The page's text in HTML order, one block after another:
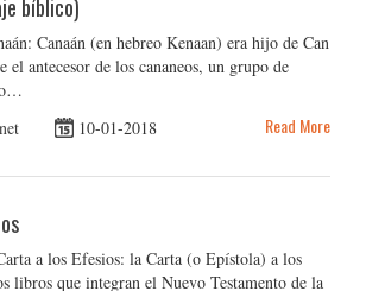
bíblico)
Canaán (en hebreo Kenaan) era hijo de Can
antecesor de los cananeos, un grupo de
10-01-2018 Read More
a los Efesios: la Carta (o Epístola) a los
libros que integran el Nuevo Testamento de la